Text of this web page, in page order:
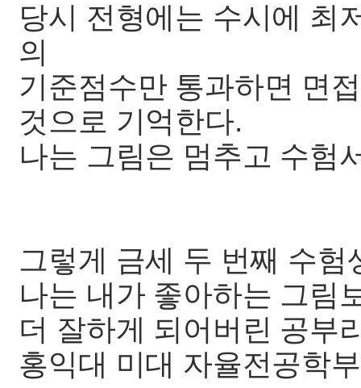
당시 전형에는 수시에 최
의
기준점수만 통과하면 면
것으로 기억한다.
나는 그림은 멈추고 수험
그렇게 금세 두 번째 수험
나는 내가 좋아하는 그림
더 잘하게 되어버린 공부
홍익대 미대 자율전공학